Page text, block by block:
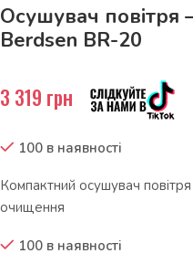
Осушувач повітря
Berdsen BR-20
3 319 грн
100 в наявності
Компактний осушувач
очищення
100 в наявності